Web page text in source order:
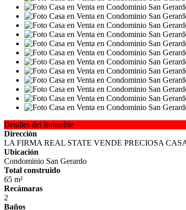
Detalles del Inmueble
Dirección
LA FIRMA REAL STATE VENDE PRECIOSA
Ubicación
Condominio San Gerardo
Total construido
65 m²
Recámaras
2
Baños